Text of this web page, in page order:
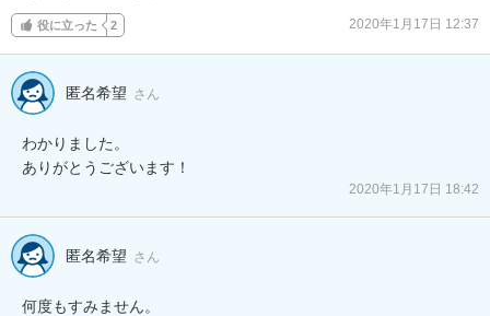
役に立った 2 2020年1月17日 12:37
匿名希望 さん
わかりました。
ありがとうございます！
2020年1月17日 18:42
匿名希望 さん
何度もすみません。